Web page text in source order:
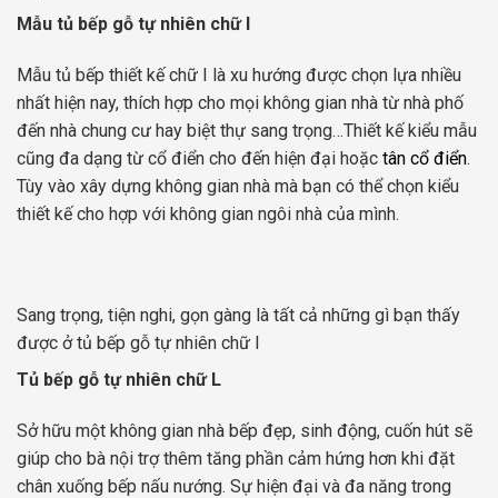
Mẫu tủ bếp gỗ tự nhiên chữ I
Mẫu tủ bếp thiết kế chữ I là xu hướng được chọn lựa nhiều
nhất hiện nay, thích hợp cho mọi không gian nhà từ nhà phố
đến nhà chung cư hay biệt thự sang trọng…Thiết kế kiểu mẫu
cũng đa dạng từ cổ điển cho đến hiện đại hoặc tân cổ điển.
Tùy vào xây dựng không gian nhà mà bạn có thể chọn kiểu
thiết kế cho hợp với không gian ngôi nhà của mình.
Sang trọng, tiện nghi, gọn gàng là tất cả những gì bạn thấy
được ở tủ bếp gỗ tự nhiên chữ I
Tủ bếp gỗ tự nhiên chữ L
Sở hữu một không gian nhà bếp đẹp, sinh động, cuốn hút sẽ
giúp cho bà nội trợ thêm tăng phần cảm hứng hơn khi đặt
chân xuống bếp nấu nướng. Sự hiện đại và đa năng trong